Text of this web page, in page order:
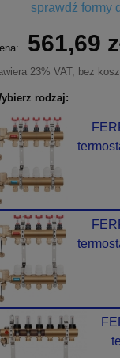
płatności
sprawdź formy
561,69
23% VAT, bez
rodzaj: